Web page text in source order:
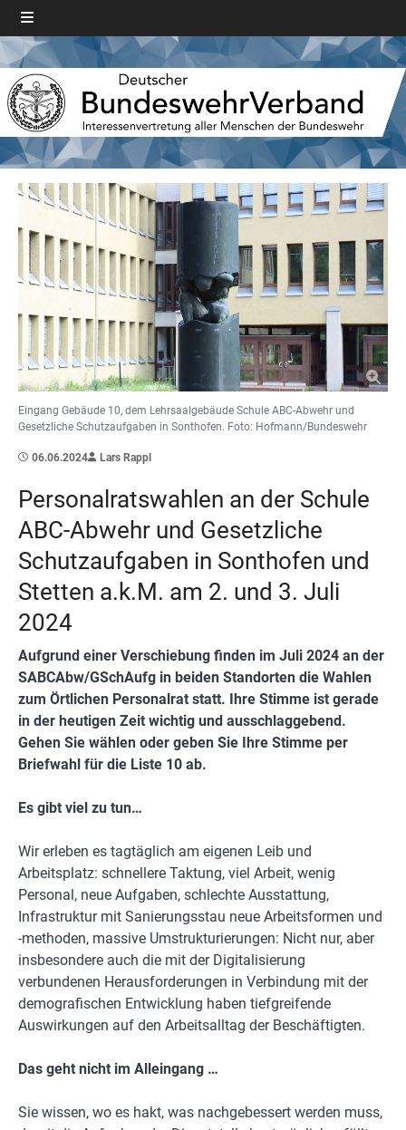
Eingang Gebäude 10, dem Lehrsaalgebäude Schule ABC-Abwehr und
Gesetzliche Schutzaufgaben in Sonthofen. Foto: Hofmann/Bundeswehr
06.06.2024 Lars Rappl
Personalratswahlen an der Schule
ABC-Abwehr und Gesetzliche
Schutzaufgaben in Sonthofen und
Stetten a.k.M. am 2. und 3. Juli
2024
Aufgrund einer Verschiebung finden im Juli 2024 an der
SABCAbw/GSchAufg in beiden Standorten die Wahlen
zum Örtlichen Personalrat statt. Ihre Stimme ist gerade
in der heutigen Zeit wichtig und ausschlaggebend.
Gehen Sie wählen oder geben Sie Ihre Stimme per
Briefwahl für die Liste 10 ab.
Es gibt viel zu tun…
Wir erleben es tagtäglich am eigenen Leib und
Arbeitsplatz: schnellere Taktung, viel Arbeit, wenig
Personal, neue Aufgaben, schlechte Ausstattung,
Infrastruktur mit Sanierungsstau neue Arbeitsformen und
-methoden, massive Umstrukturierungen: Nicht nur, aber
insbesondere auch die mit der Digitalisierung
verbundenen Herausforderungen in Verbindung mit der
demografischen Entwicklung haben tiefgreifende
Auswirkungen auf den Arbeitsalltag der Beschäftigten.
Das geht nicht im Alleingang …
Sie wissen, wo es hakt, was nachgebessert werden muss,